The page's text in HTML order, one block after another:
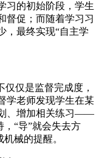
的初始阶段，学生
督促；而随着学习习
，最终实现“自主学
仅仅是监督完成度，
学老师发现学生在某
、增加相关练习——
，“导”就会失去方
械的提醒。